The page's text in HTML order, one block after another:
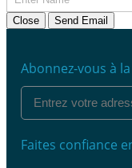
Close Send Email
Abonnez-vous à
Faites confiance